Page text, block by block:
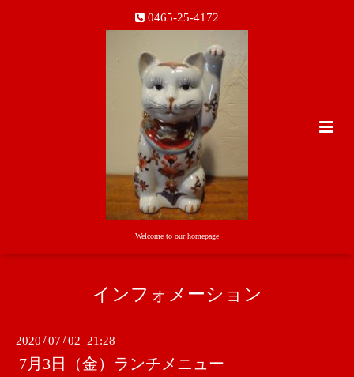
0465-25-4172
Welcome to our homepage
インフォメーション
2020 /07 /02 21:28
7月3日（金）ランチメニュー